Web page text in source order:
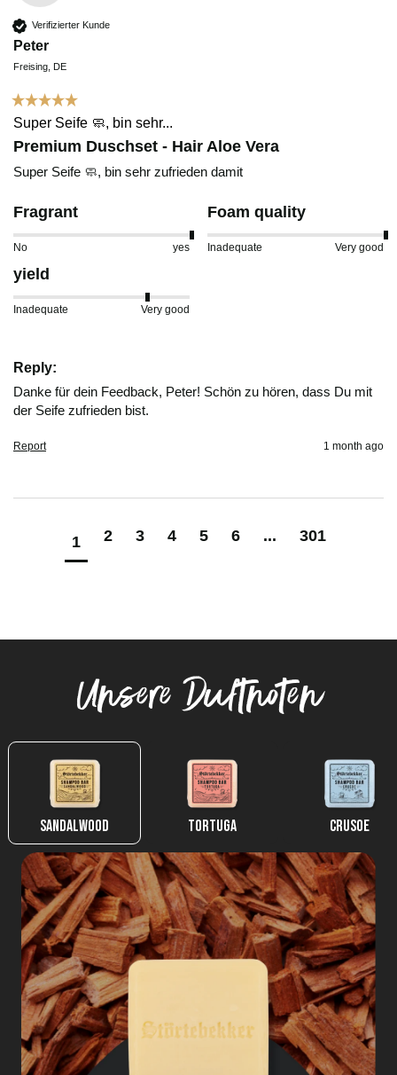
Verifizierter Kunde
Peter
Freising, DE
Super Seife 🧼, bin sehr...
Premium Duschset - Hair Aloe Vera
Super Seife 🧼, bin sehr zufrieden damit
Fragrant
No yes
Foam quality
Inadequate Very good
yield
Inadequate Very good
Reply:
Danke für dein Feedback, Peter! Schön zu hören, dass Du mit
der Seife zufrieden bist.
Report 1 month ago
1 2 3 4 5 6 ... 301
Unsere Duftnoten
Sandalwood Tortuga Crusoe